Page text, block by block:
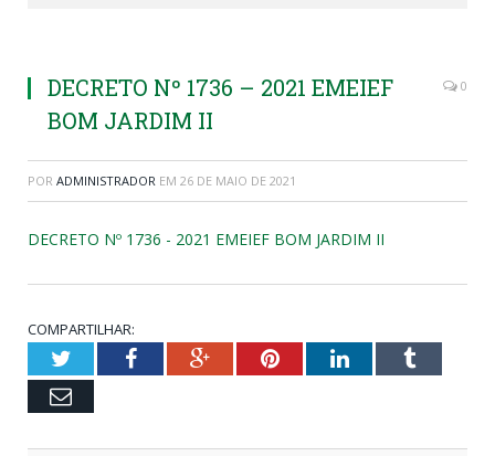
DECRETO Nº 1736 – 2021 EMEIEF
BOM JARDIM II
0
POR ADMINISTRADOR EM 26 DE MAIO DE 2021
DECRETO Nº 1736 - 2021 EMEIEF BOM JARDIM II
COMPARTILHAR:
TwitterFacebookGoogle+PinterestLinkedInTumblr
Email